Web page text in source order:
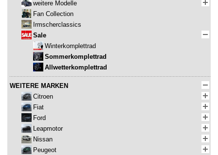
weitere Modelle
Fan Collection
Irmscherclassics
Sale
Winterkomplettrad
Sommerkomplettrad
Allwetterkomplettrad
WEITERE MARKEN
Citroen
Fiat
Ford
Leapmotor
Nissan
Peugeot